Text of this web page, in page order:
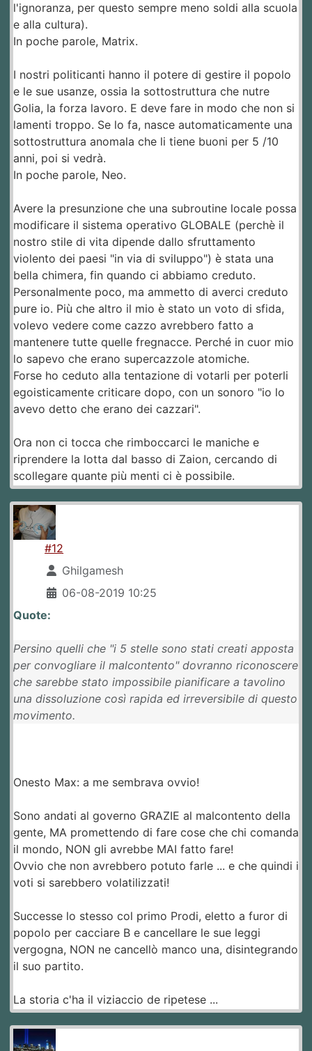
l'ignoranza, per questo sempre meno soldi alla scuola
e alla cultura).
In poche parole, Matrix.
I nostri politicanti hanno il potere di gestire il popolo
e le sue usanze, ossia la sottostruttura che nutre
Golia, la forza lavoro. E deve fare in modo che non si
lamenti troppo. Se lo fa, nasce automaticamente una
sottostruttura anomala che li tiene buoni per 5 /10
anni, poi si vedrà.
In poche parole, Neo.
Avere la presunzione che una subroutine locale possa
modificare il sistema operativo GLOBALE (perchè il
nostro stile di vita dipende dallo sfruttamento
violento dei paesi "in via di sviluppo") è stata una
bella chimera, fin quando ci abbiamo creduto.
Personalmente poco, ma ammetto di averci creduto
pure io. Più che altro il mio è stato un voto di sfida,
volevo vedere come cazzo avrebbero fatto a
mantenere tutte quelle fregnacce. Perché in cuor mio
lo sapevo che erano supercazzole atomiche.
Forse ho ceduto alla tentazione di votarli per poterli
egoisticamente criticare dopo, con un sonoro "io lo
avevo detto che erano dei cazzari".
Ora non ci tocca che rimboccarci le maniche e
riprendere la lotta dal basso di Zaion, cercando di
scollegare quante più menti ci è possibile.
#12
Ghilgamesh
06-08-2019 10:25
Quote:
Persino quelli che "i 5 stelle sono stati creati apposta
per convogliare il malcontento" dovranno riconoscere
che sarebbe stato impossibile pianificare a tavolino
una dissoluzione così rapida ed irreversibile di questo
movimento.
Onesto Max: a me sembrava ovvio!
Sono andati al governo GRAZIE al malcontento della
gente, MA promettendo di fare cose che chi comanda
il mondo, NON gli avrebbe MAI fatto fare!
Ovvio che non avrebbero potuto farle ... e che quindi i
voti si sarebbero volatilizzati!
Successe lo stesso col primo Prodi, eletto a furor di
popolo per cacciare B e cancellare le sue leggi
vergogna, NON ne cancellò manco una, disintegrando
il suo partito.
La storia c'ha il viziaccio de ripetese ...